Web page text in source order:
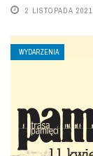
2 LISTOPADA 2021
WYDARZENIA